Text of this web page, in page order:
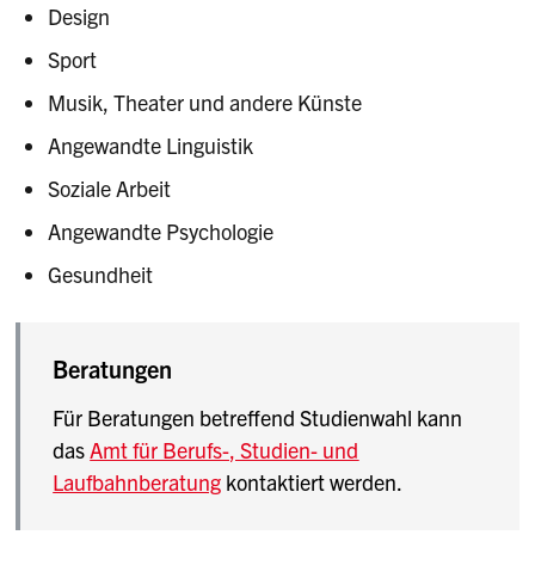
Design
Sport
Musik, Theater und andere Künste
Angewandte Linguistik
Soziale Arbeit
Angewandte Psychologie
Gesundheit
Beratungen
Für Beratungen betreffend Studienwahl kann
dasAmt für Berufs-, Studien- und
Laufbahnberatung kontaktiert werden.